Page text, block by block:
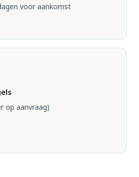
voor aankomst
op aanvraag)